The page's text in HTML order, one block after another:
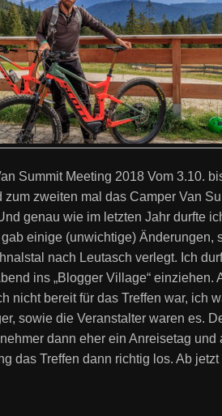
Summit Meeting 2018 Vom 3.10.
zum zweiten mal das Camper Van
genau wie im letzten Jahr durfte
einige (unwichtige) Änderungen,
nach Leutasch verlegt. Ich
ins „Blogger Village“ einziehen.
nicht bereit für das Treffen war, ich
sowie die Veranstalter waren es.
dann eher ein Anreisetag und
das Treffen dann richtig los. Ab jetzt